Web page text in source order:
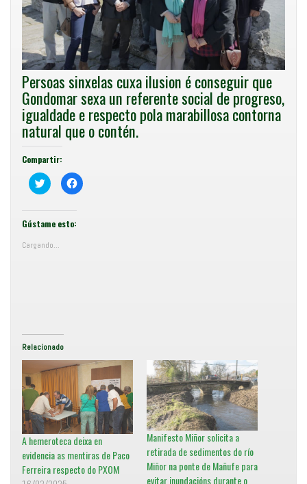
Persoas sinxelas cuxa ilusion é conseguir que
Gondomar sexa un referente social de progreso,
igualdade e respecto pola marabillosa contorna
natural que o contén.
Compartir:
C
o
r
t
r
S
e
b
r
e
e
n
u
n
a
v
e
n
t
a
n
a
F
e
e
c
e
b
o
o
k
(
S
e
a
b
Gústame esto:
Cargando...
Relacionado
A hemeroteca deixa en
evidencia as mentiras de Paco
Ferreira respecto do PXOM
Manifesto Miñor solicita a
retirada de sedimentos do río
Miñor na ponte de Mañufe para
evitar inundacións durante o